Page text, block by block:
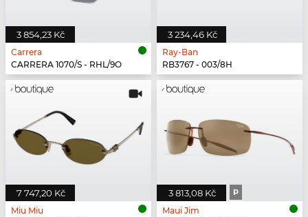
3 854,23 Kč
Carrera
CARRERA 1070/S - RHL/9O
3 234,46 Kč
Ray-Ban
RB3767 - 003/8H
7 747,20 Kč
Miu Miu
3 813,08 Kč P
Maui Jim